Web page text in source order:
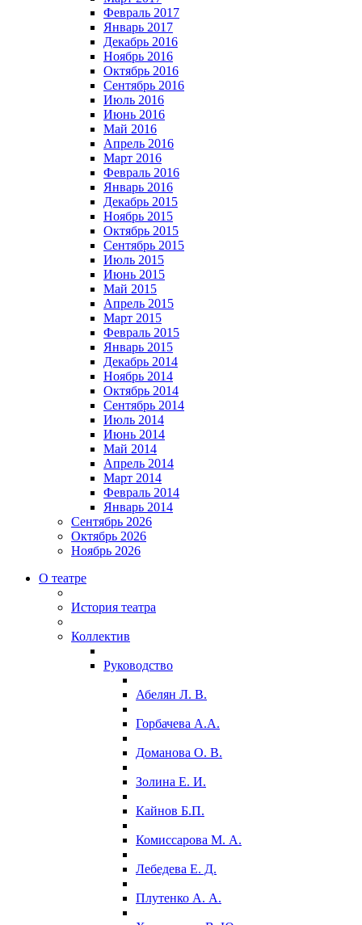
Февраль 2017
Январь 2017
Декабрь 2016
Ноябрь 2016
Октябрь 2016
Сентябрь 2016
Июль 2016
Июнь 2016
Май 2016
Апрель 2016
Март 2016
Февраль 2016
Январь 2016
Декабрь 2015
Ноябрь 2015
Октябрь 2015
Сентябрь 2015
Июль 2015
Июнь 2015
Май 2015
Апрель 2015
Март 2015
Февраль 2015
Январь 2015
Декабрь 2014
Ноябрь 2014
Октябрь 2014
Сентябрь 2014
Июль 2014
Июнь 2014
Май 2014
Апрель 2014
Март 2014
Февраль 2014
Январь 2014
Сентябрь 2026
Октябрь 2026
Ноябрь 2026
О театре
История театра
Коллектив
Руководство
Абелян Л. В.
Горбачева А.А.
Доманова О. В.
Золина Е. И.
Кайнов Б.П.
Комиссарова М. А.
Лебедева Е. Д.
Плутенко А. А.